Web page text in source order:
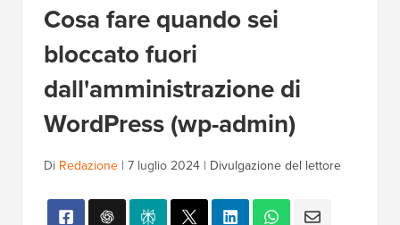
Cosa fare quando sei
bloccato fuori
dall'amministrazione di
WordPress (wp-admin)
Di Redazione | 7 luglio 2024 | Divulgazione del lettore